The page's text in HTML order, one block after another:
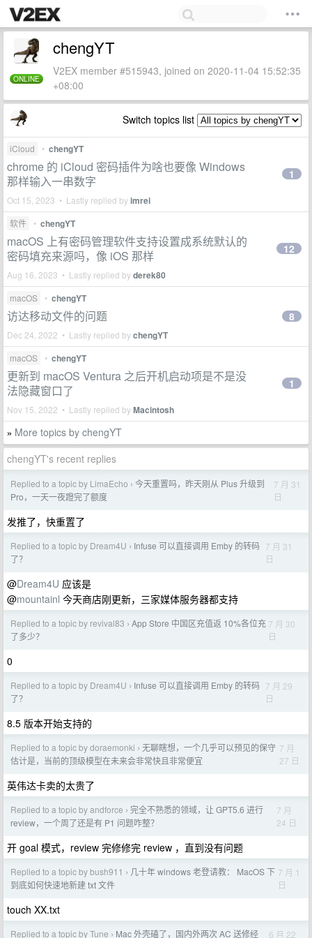
ONLINE
chengYT
V2EX member #515943, joined on 2020-11-04 15:52:35
+08:00
Switch topics list
iCloud • chengYT
chrome 的 iCloud 密码插件为啥也要像 Windows
那样输入一串数字
Oct 15, 2023 • Lastly replied byimrei
1
软件 • chengYT
macOS 上有密码管理软件支持设置成系统默认的
密码填充来源吗，像 iOS 那样
Aug 16, 2023 • Lastly replied byderek80
12
macOS • chengYT
访达移动文件的问题
Dec 24, 2022 • Lastly replied bychengYT
8
macOS • chengYT
更新到 macOS Ventura 之后开机启动项是不是没
法隐藏窗口了
Nov 15, 2022 • Lastly replied byMacintosh
1
» More topics by chengYT
chengYT's recent replies
Replied to a topic by LimaEcho › 今天重置吗，昨天刚从 Plus 升级到
Pro，一天一夜蹬完了额度
7 月 31
日
发推了，快重置了
Replied to a topic by Dream4U › Infuse 可以直接调用 Emby 的转码
了？
7 月 31
日
@Dream4U 应该是
@mountainl 今天商店刚更新，三家媒体服务器都支持
Replied to a topic by revival83 › App Store 中国区充值返 10%各位充
了多少？
7 月 30
日
0
Replied to a topic by Dream4U › Infuse 可以直接调用 Emby 的转码
了？
7 月 29
日
8.5 版本开始支持的
Replied to a topic by doraemonki › 无聊瞎想，一个几乎可以预见的保守
估计是，当前的顶级模型在未来会非常快且非常便宜
7 月
27 日
英伟达卡卖的太贵了
Replied to a topic by andforce › 完全不熟悉的领域，让 GPT5.6 进行
review，一个周了还是有 P1 问题咋整？
7 月
24 日
开 goal 模式，review 完修修完 review ，直到没有问题
Replied to a topic by bush911 › 几十年 windows 老登请教： MacOS 下
到底如何快速地新建 txt 文件
7 月 1
日
touch XX.txt
Replied to a topic by Tune › Mac 外壳磕了，国内外两次 AC 送修经 6 月 22